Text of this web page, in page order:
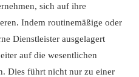
sich auf ihre
Indem routinemäßige oder
Dienstleister ausgelagert
auf die wesentlichen
Dies führt nicht nur zu einer